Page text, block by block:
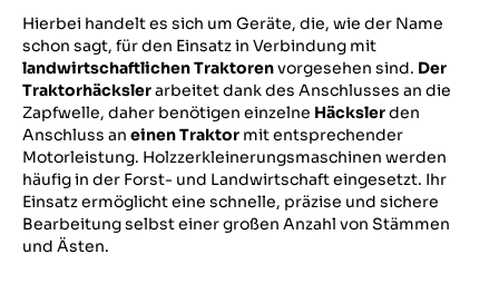
Hierbei handelt es sich um Geräte, die, wie der Name
schon sagt, für den Einsatz in Verbindung mit
landwirtschaftlichen Traktorenvorgesehen sind. Der
Traktorhäckslerarbeitet dank des Anschlusses an die
Zapfwelle, daher benötigen einzelne Häckslerden
Anschluss an einen Traktor mit entsprechender
Motorleistung. Holzzerkleinerungsmaschinen werden
häufig in der Forst- und Landwirtschaft eingesetzt. Ihr
Einsatz ermöglicht eine schnelle, präzise und sichere
Bearbeitung selbst einer großen Anzahl von Stämmen
und Ästen.